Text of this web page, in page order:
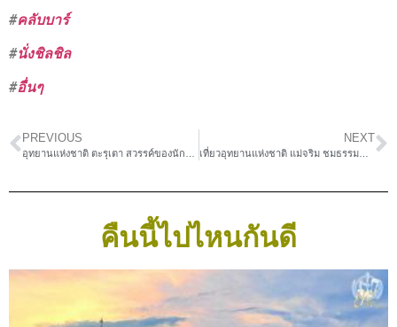
#คลับบาร์
#นั่งชิลชิล
#อื่นๆ
PREVIOUS NEXT
เที่ยวอุทยานแห่งชาติ แม่จริม ชมธรรมชาติที่งดงาม
คืนนี้ไปไหนกันดี